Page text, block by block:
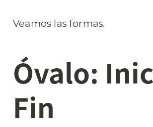
Veamos las formas.
Óvalo:
Fin